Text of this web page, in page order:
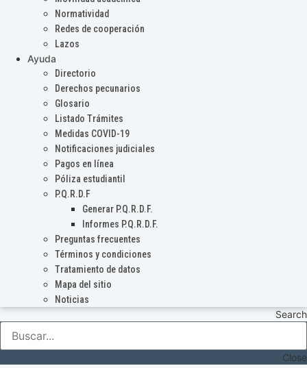
Normatividad
Redes de cooperación
Lazos
Ayuda
Directorio
Derechos pecunarios
Glosario
Listado Trámites
Medidas COVID-19
Notificaciones judiciales
Pagos en línea
Póliza estudiantil
P.Q.R.D.F
Generar P.Q.R.D.F.
Informes P.Q.R.D.F.
Preguntas frecuentes
Términos y condiciones
Tratamiento de datos
Mapa del sitio
Noticias
Search
Close